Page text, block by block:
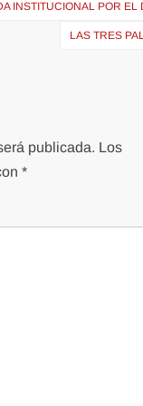
INSTITUCIONAL POR
LAS TRES
publicada. Los
*